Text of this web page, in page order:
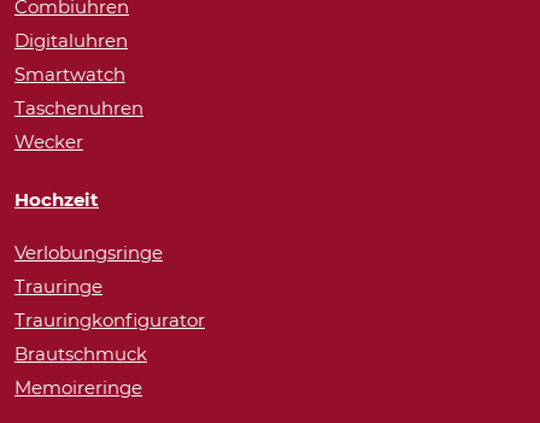
Combiuhren
Digitaluhren
Smartwatch
Taschenuhren
Wecker
Hochzeit
Verlobungsringe
Trauringe
Trauringkonfigurator
Brautschmuck
Memoireringe